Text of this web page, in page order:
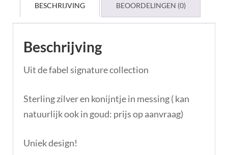
BESCHRIJVING BEOORDELINGEN (0)
Beschrijving
Uit de fabel signature collection
Sterling zilver en konijntje in messing ( kan
natuurlijk ook in goud: prijs op aanvraag)
Uniek design!